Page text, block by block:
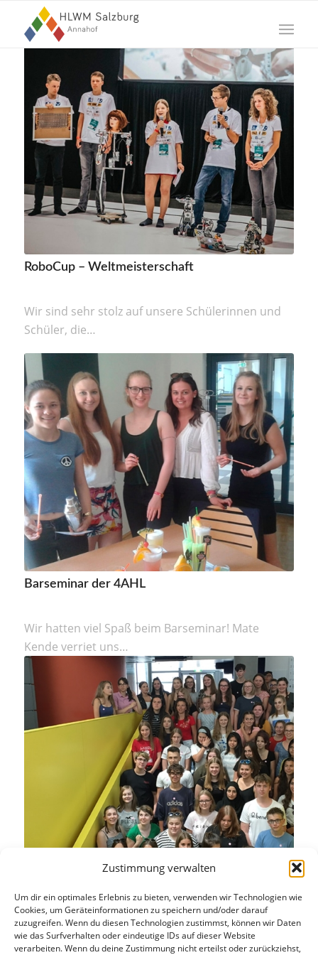
Zustimmung verwalten
Um dir ein optimales Erlebnis zu bieten, verwenden wir Technologien wie
Cookies, um Geräteinformationen zu speichern und/oder darauf
zuzugreifen. Wenn du diesen Technologien zustimmst, können wir Daten
wie das Surfverhalten oder eindeutige IDs auf dieser Website
verarbeiten. Wenn du deine Zustimmung nicht erteilst oder zurückziehst,
RoboCup – Weltmeisterschaft
Wir sind sehr stolz auf unsere Schülerinnen und
Schüler, die…
Barseminar der 4AHL
Wir hatten viel Spaß beim Barseminar! Mate
Kende verriet uns…
Am Donnerstag vor den Ferien fuhren wir, die
1AHL, 1CHL und die…